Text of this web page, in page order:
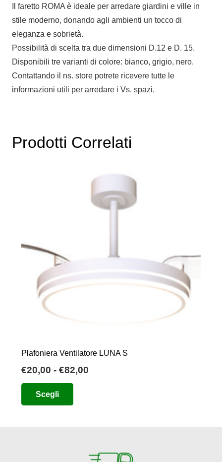
Il faretto ROMA è ideale per arredare giardini e ville in
stile moderno, donando agli ambienti un tocco di
eleganza e sobrietà.
Possibilità di scelta tra due dimensioni D.12 e D. 15.
Disponibili tre varianti di colore: bianco, grigio, nero.
Contattando il ns. store potrete ricevere tutte le
informazioni utili per arredare i Vs. spazi.
Prodotti Correlati
Plafoniera Ventilatore LUNA S
€20,00 - €82,00
Scegli